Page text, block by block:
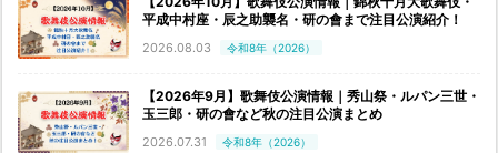
平成中村座・辰之助襲名・研の會まで注目公演紹介！
2026.08.03 令和8年（2026）
【2026年9月】歌舞伎公演情報｜秀山祭・ルパン三世・
玉三郎・研の會など秋の注目公演まとめ
2026.07.31 令和8年（2026）